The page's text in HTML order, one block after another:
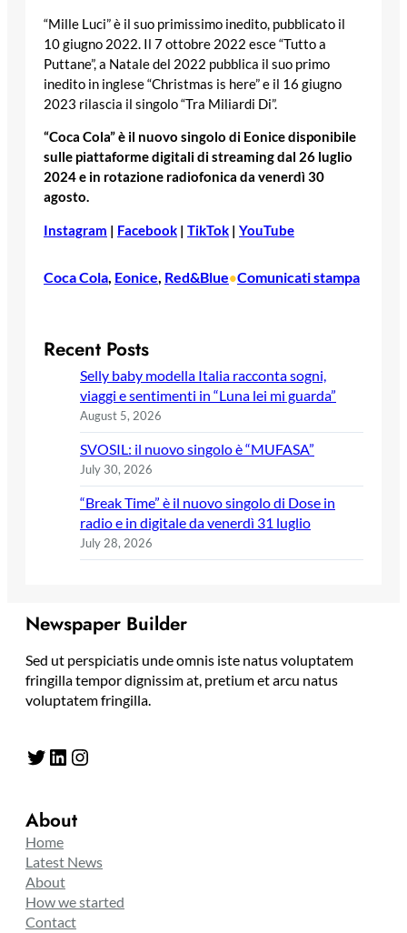
“Mille Luci” è il suo primissimo inedito, pubblicato il
10 giugno 2022. Il 7 ottobre 2022 esce “Tutto a
Puttane”, a Natale del 2022 pubblica il suo primo
inedito in inglese “Christmas is here” e il 16 giugno
2023 rilascia il singolo “Tra Miliardi Di”.
“Coca Cola” è il nuovo singolo di Eonice disponibile
sulle piattaforme digitali di streaming dal 26 luglio
2024 e in rotazione radiofonica da venerdì 30
agosto.
Instagram | Facebook | TikTok | YouTube
Coca Cola, Eonice, Red&Blue•Comunicati stampa
Recent Posts
Selly baby modella Italia racconta sogni,
viaggi e sentimenti in “Luna lei mi guarda”
August 5, 2026
SVOSIL: il nuovo singolo è “MUFASA”
July 30, 2026
“Break Time” è il nuovo singolo di Dose in
radio e in digitale da venerdì 31 luglio
July 28, 2026
Newspaper Builder
Sed ut perspiciatis unde omnis iste natus voluptatem
fringilla tempor dignissim at, pretium et arcu natus
voluptatem fringilla.
Twitter LinkedIn Instagram
About
Home
Latest News
About
How we started
Contact